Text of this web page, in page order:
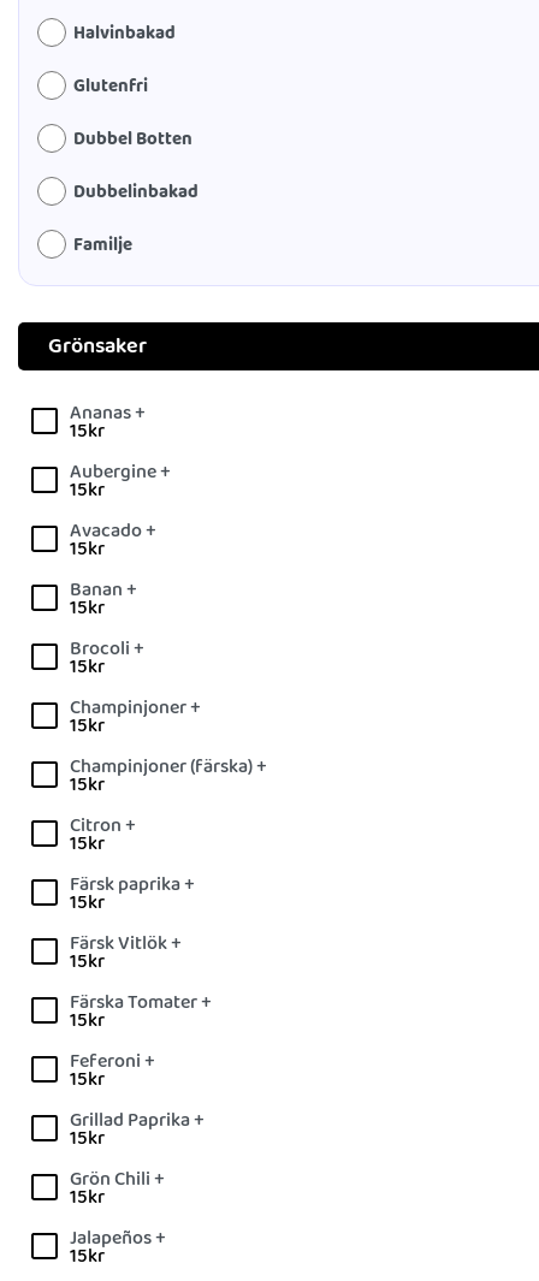
Halvinbakad
Glutenfri
Dubbel Botten
Dubbelinbakad
Familje
Grönsaker
Ananas +
15kr
Aubergine +
15kr
Avacado +
15kr
Banan +
15kr
Brocoli +
15kr
Champinjoner +
15kr
Champinjoner (färska) +
15kr
Citron +
15kr
Färsk paprika +
15kr
Färsk Vitlök +
15kr
Färska Tomater +
15kr
Feferoni +
15kr
Grillad Paprika +
15kr
Grön Chili +
15kr
Jalapeños +
15kr